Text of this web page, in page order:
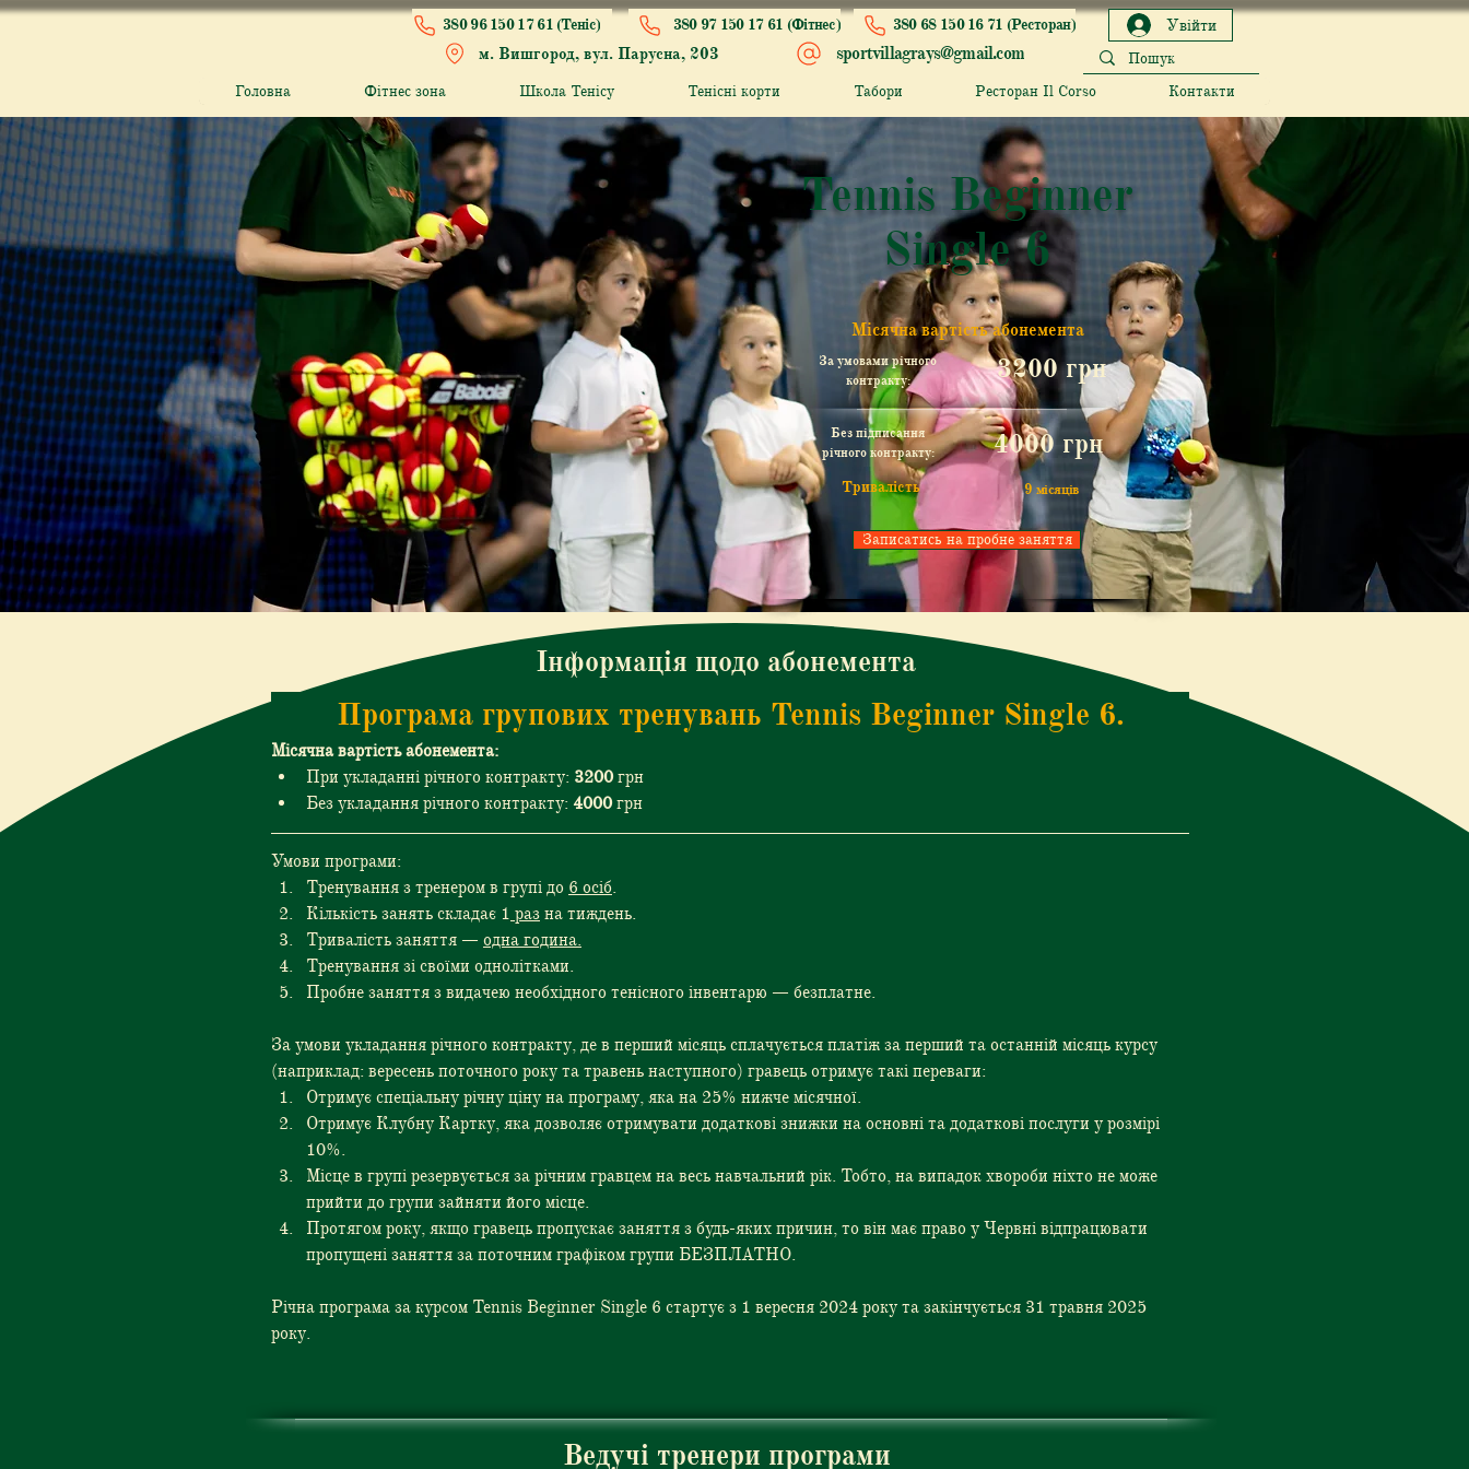
380 96 150 17 61 (Теніс) 380 97 150 17 61 (Фітнес)
м. Вишгород, вул. Парусна, 203 sportvillagrays@gmail.com
380 68 150 16 71 (Ресторан) Увійти
Головна Фітнес зона Школа Тенісу Тенісні корти Табори Ресторан Il Corso Контакти
Tennis Beginner
Single 6
Місячна вартість абонемента
3200 грн
Тривалість 9 місяців
4000 грн
За умовами річного
контракту:
Без підписання
річного контракту:
Записатись на пробне заняття
Інформація щодо абонемента
Програма групових тренувань Tennis Beginner Single 6.
Місячна вартість абонемента:
При укладанні річного контракту: 3200 грн
Без укладання річного контракту: 4000 грн
Умови програми:
Тренування з тренером в групі до 6 осіб.
Кількість занять складає 1 раз на тиждень.
Тривалість заняття — одна година.
Тренування зі своїми однолітками.
Пробне заняття з видачею необхідного тенісного інвентарю — безплатне.
За умови укладання річного контракту, де в перший місяць сплачується платіж за перший та останній місяць курсу
(наприклад: вересень поточного року та травень наступного) гравець отримує такі переваги:
Отримує спеціальну річну ціну на програму, яка на 25% нижче місячної.
Отримує Клубну Картку, яка дозволяє отримувати додаткові знижки на основні та додаткові послуги у розмірі
10%.
Місце в групі резервується за річним гравцем на весь навчальний рік. Тобто, на випадок хвороби ніхто не може
прийти до групи зайняти його місце.
Протягом року, якщо гравець пропускає заняття з будь-яких причин, то він має право у Червні відпрацювати
пропущені заняття за поточним графіком групи БЕЗПЛАТНО.
Річна програма за курсом Tennis Beginner Single 6 стартує з 1 вересня 2024 року та закінчується 31 травня 2025
року.
Ведучі тренери програми